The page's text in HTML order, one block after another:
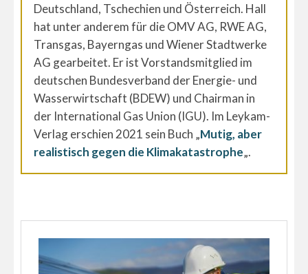
Deutschland, Tschechien und Österreich. Hall
hat unter anderem für die OMV AG, RWE AG,
Transgas, Bayerngas und Wiener Stadtwerke
AG gearbeitet. Er ist Vorstandsmitglied im
deutschen Bundesverband der Energie- und
Wasserwirtschaft (BDEW) und Chairman in
der International Gas Union (IGU). Im Leykam-
Verlag erschien 2021 sein Buch „Mutig, aber
realistisch gegen die Klimakatastrophe„.